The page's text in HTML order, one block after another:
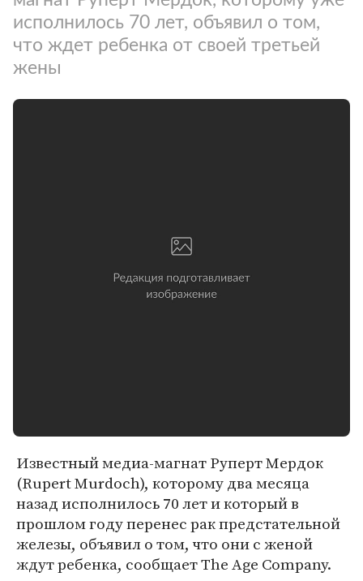
исполнилось 70 лет, объявил о том,
что ждет ребенка от своей третьей
жены
Известный медиа-магнат Руперт Мердок
(Rupert Murdoch), которому два месяца
назад исполнилось 70 лет и который в
прошлом году перенес рак предстательной
железы, объявил о том, что они с женой
ждут ребенка, сообщает The Age Company.